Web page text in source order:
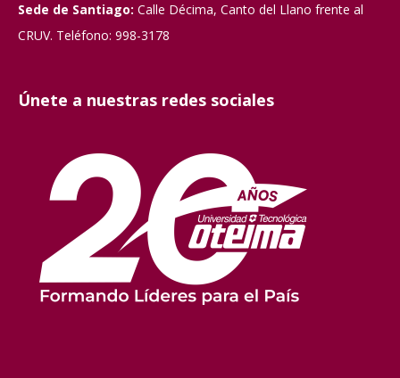
Sede de Santiago: Calle Décima, Canto del Llano frente al
CRUV. Teléfono: 998-3178
Únete a nuestras redes sociales